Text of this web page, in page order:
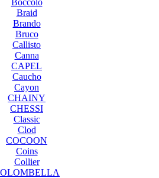
Braid
Brando
Bruco
Callisto
Canna
CAPEL
Caucho
Cayon
CHAINY
CHESSI
Classic
Clod
COCOON
Coins
Collier